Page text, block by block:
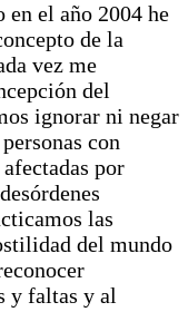
el año 2004 he
de la
vez me
del
ignorar ni negar
con
por
las
del mundo
y faltas y al